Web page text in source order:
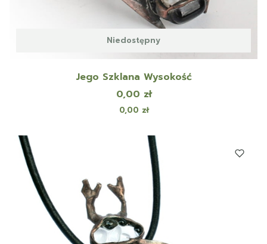
Niedostępny
Jego Szklana Wysokość
Cena
0,00 zł
Cena
0,00 zł